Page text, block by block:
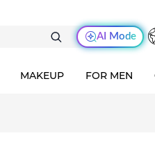
AI Mode
MAKEUP FOR MEN